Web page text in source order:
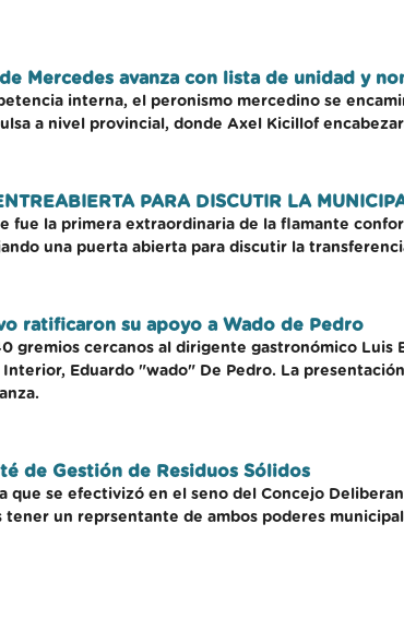
Mercedes avanza con lista de unidad y
interna, el peronismo mercedino se
a nivel provincial, donde Axel Kicillof
PARA DISCUTIR LA
fue la primera extraordinaria de la flamante
una puerta abierta para discutir la
ratificaron su apoyo a Wado de Pedro
gremios cercanos al dirigente gastronómico Luis
Eduardo "wado" De Pedro. La
de Gestión de Residuos Sólidos
que se efectivizó en el seno del Concejo
un reprsentante de ambos poderes